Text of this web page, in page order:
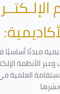
مبدئا
الأنظمة